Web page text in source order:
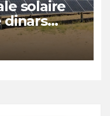
solaire
dinars
400